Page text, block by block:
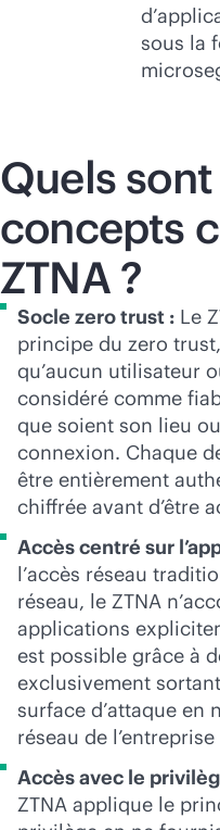
sous la
Quels
concepts
ZTNA ?
Socle zero trust : Le
principe du zero
qu’aucun utilisateur
considéré comme
que soient son lieu
connexion. Chaque
être entièrement
chiffrée avant d’être
Accès centré sur
l’accès réseau
réseau, le ZTNA
applications
est possible grâce à
exclusivement
surface d’attaque en
réseau de
Accès avec le
ZTNA applique le